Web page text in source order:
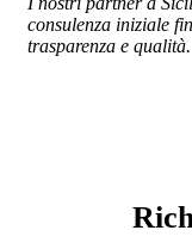
consulenza iniziale
trasparenza e qualità.